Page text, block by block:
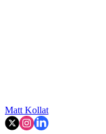
Matt Kollat